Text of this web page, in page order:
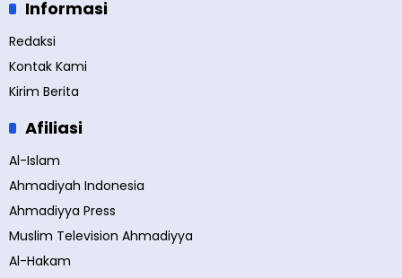
Informasi
Redaksi
Kontak Kami
Kirim Berita
Afiliasi
Al-Islam
Ahmadiyah Indonesia
Ahmadiyya Press
Muslim Television Ahmadiyya
Al-Hakam